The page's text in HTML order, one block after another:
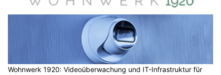
Wohnwerk 1920: Videoüberwachung und IT-Infrastruktur für